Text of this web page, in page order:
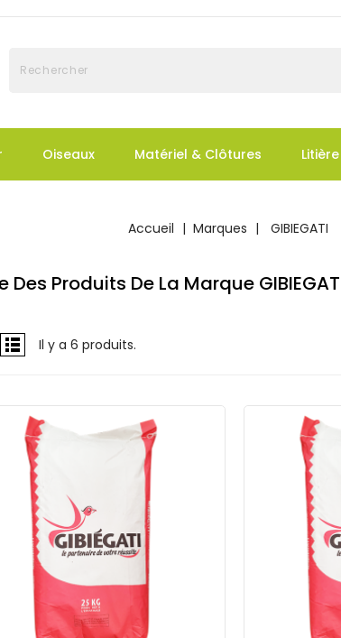
Oiseaux Matériel & Clôtures
Accueil Marques GIBIEGATI
Des Produits De La Marque
Il y a 6 produits.